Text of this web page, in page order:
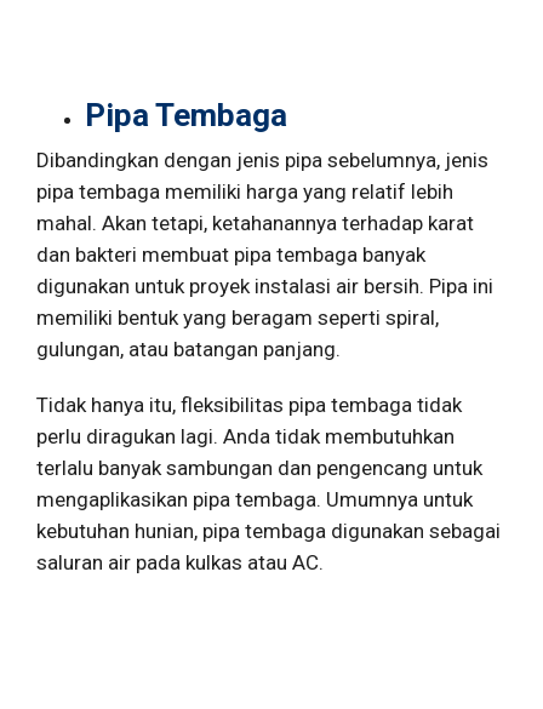
Pipa Tembaga
Dibandingkan dengan jenis pipa sebelumnya, jenis
pipa tembaga memiliki harga yang relatif lebih
mahal. Akan tetapi, ketahanannya terhadap karat
dan bakteri membuat pipa tembaga banyak
digunakan untuk proyek instalasi air bersih. Pipa ini
memiliki bentuk yang beragam seperti spiral,
gulungan, atau batangan panjang.
Tidak hanya itu, fleksibilitas pipa tembaga tidak
perlu diragukan lagi. Anda tidak membutuhkan
terlalu banyak sambungan dan pengencang untuk
mengaplikasikan pipa tembaga. Umumnya untuk
kebutuhan hunian, pipa tembaga digunakan sebagai
saluran air pada kulkas atau AC.